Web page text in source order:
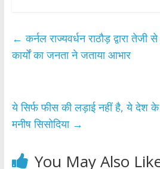
← कर्नल राज्यवर्धन राठौड़ द्वारा तेजी
कार्यों का जनता ने जताया आभार
ये सिर्फ फीस की लड़ाई नहीं है, ये देश के
मनीष सिसोदिया →
You May Also